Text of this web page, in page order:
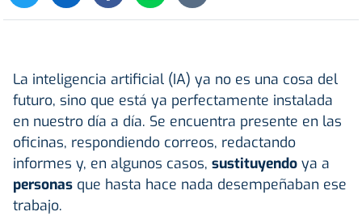
La inteligencia artificial (IA) ya no es una cosa del
futuro, sino que está ya perfectamente instalada
en nuestro día a día. Se encuentra presente en las
oficinas, respondiendo correos, redactando
informes y, en algunos casos, sustituyendo ya a
personas que hasta hace nada desempeñaban ese
trabajo.